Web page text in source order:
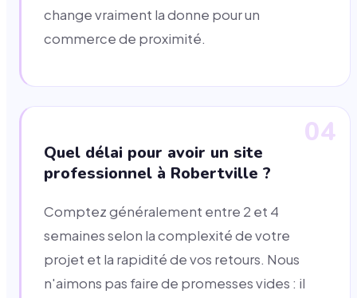
change vraiment la donne pour un
commerce de proximité.
04
Quel délai pour avoir un site
professionnel à Robertville ?
Comptez généralement entre 2 et 4
semaines selon la complexité de votre
projet et la rapidité de vos retours. Nous
n'aimons pas faire de promesses vides : il